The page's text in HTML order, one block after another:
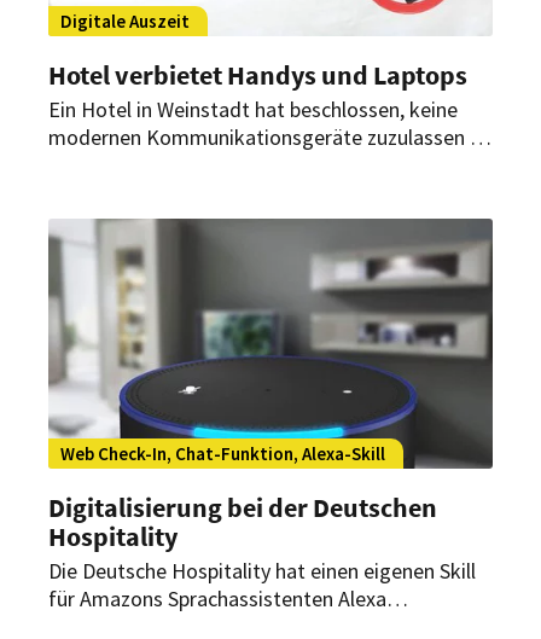
Digitale Auszeit
Hotel verbietet Handys und Laptops
Ein Hotel in Weinstadt hat beschlossen, keine
modernen Kommunikationsgeräte zuzulassen –
Restaurant.
Web Check-In, Chat-Funktion, Alexa-Skill
Digitalisierung bei der Deutschen
Hospitality
Die Deutsche Hospitality hat einen eigenen Skill
für Amazons Sprachassistenten Alexa